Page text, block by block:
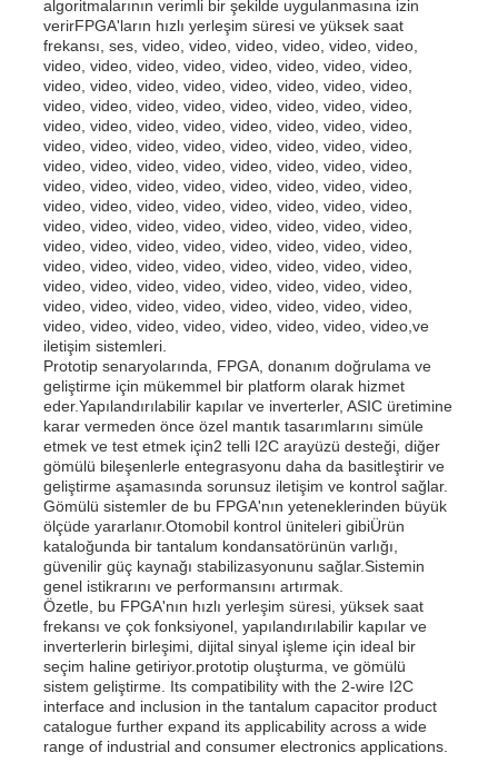
algoritmalarının verimli bir şekilde uygulanmasına izin
verirFPGA'ların hızlı yerleşim süresi ve yüksek saat
frekansı, ses, video, video, video, video, video, video,
video, video, video, video, video, video, video, video,
video, video, video, video, video, video, video, video,
video, video, video, video, video, video, video, video,
video, video, video, video, video, video, video, video,
video, video, video, video, video, video, video, video,
video, video, video, video, video, video, video, video,
video, video, video, video, video, video, video, video,
video, video, video, video, video, video, video, video,
video, video, video, video, video, video, video, video,
video, video, video, video, video, video, video, video,
video, video, video, video, video, video, video, video,
video, video, video, video, video, video, video, video,
video, video, video, video, video, video, video, video,
video, video, video, video, video, video, video, video,ve
iletişim sistemleri.
Prototip senaryolarında, FPGA, donanım doğrulama ve
geliştirme için mükemmel bir platform olarak hizmet
eder.Yapılandırılabilir kapılar ve inverterler, ASIC üretimine
karar vermeden önce özel mantık tasarımlarını simüle
etmek ve test etmek için2 telli I2C arayüzü desteği, diğer
gömülü bileşenlerle entegrasyonu daha da basitleştirir ve
geliştirme aşamasında sorunsuz iletişim ve kontrol sağlar.
Gömülü sistemler de bu FPGA'nın yeteneklerinden büyük
ölçüde yararlanır.Otomobil kontrol üniteleri gibiÜrün
kataloğunda bir tantalum kondansatörünün varlığı,
güvenilir güç kaynağı stabilizasyonunu sağlar.Sistemin
genel istikrarını ve performansını artırmak.
Özetle, bu FPGA'nın hızlı yerleşim süresi, yüksek saat
frekansı ve çok fonksiyonel, yapılandırılabilir kapılar ve
inverterlerin birleşimi, dijital sinyal işleme için ideal bir
seçim haline getiriyor.prototip oluşturma, ve gömülü
sistem geliştirme. Its compatibility with the 2-wire I2C
interface and inclusion in the tantalum capacitor product
catalogue further expand its applicability across a wide
range of industrial and consumer electronics applications.